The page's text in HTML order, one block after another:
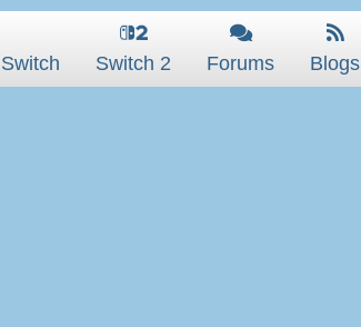
Switch Switch 2 Forums Blogs